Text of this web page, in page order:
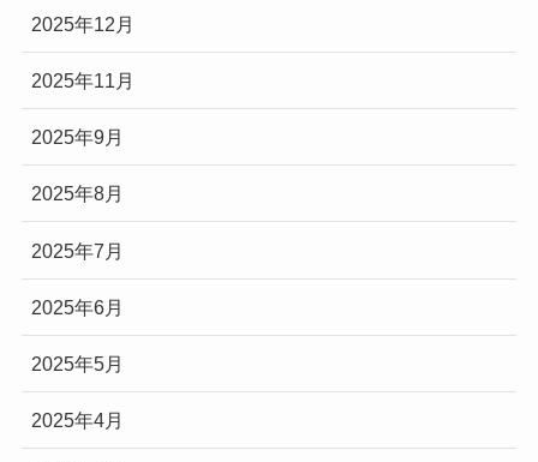
2025年12月
2025年11月
2025年9月
2025年8月
2025年7月
2025年6月
2025年5月
2025年4月